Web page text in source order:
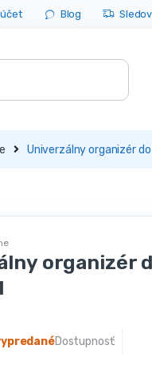
Blog
Univerzálny organizér
organizér
Dostupnosť: